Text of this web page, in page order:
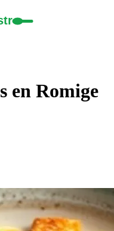
en Romige